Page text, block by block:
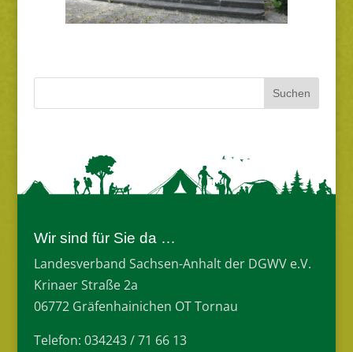
Wir sind für Sie da …
Landesverband Sachsen-Anhalt der DGWV e.V.
Krinaer Straße 2a
06772 Gräfenhainichen OT Tornau
Telefon: 034243 / 71 66 13